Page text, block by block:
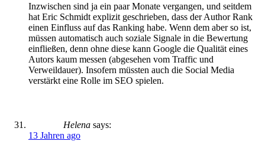
Inzwischen sind ja ein paar Monate vergangen, und seitdem
hat Eric Schmidt explizit geschrieben, dass der Author Rank
einen Einfluss auf das Ranking habe. Wenn dem aber so ist,
müssen automatisch auch soziale Signale in die Bewertung
einfließen, denn ohne diese kann Google die Qualität eines
Autors kaum messen (abgesehen vom Traffic und
Verweildauer). Insofern müssten auch die Social Media
verstärkt eine Rolle im SEO spielen.
Helena says:
13 Jahren ago